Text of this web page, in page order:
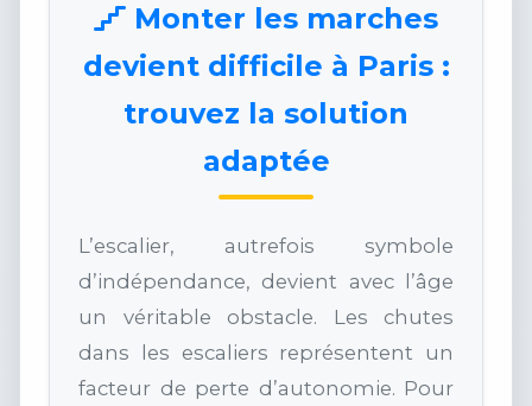
Monter les marches
devient difficile à Paris :
trouvez la solution
adaptée
L’escalier, autrefois symbole
d’indépendance, devient avec l’âge
un véritable obstacle. Les chutes
dans les escaliers représentent un
facteur de perte d’autonomie. Pour